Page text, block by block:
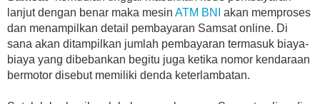
lanjut dengan benar maka mesin ATM BNI
akan memproses
dan menampilkan detail pembayaran Samsat online. Di
sana akan ditampilkan jumlah pembayaran termasuk biaya-
biaya yang dibebankan begitu juga ketika nomor kendaraan
bermotor disebut memiliki denda keterlambatan.